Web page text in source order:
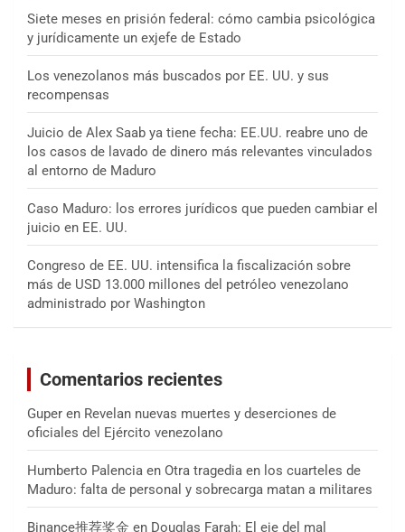
Siete meses en prisión federal: cómo cambia psicológica
y jurídicamente un exjefe de Estado
Los venezolanos más buscados por EE. UU. y sus
recompensas
Juicio de Alex Saab ya tiene fecha: EE.UU. reabre uno de
los casos de lavado de dinero más relevantes vinculados
al entorno de Maduro
Caso Maduro: los errores jurídicos que pueden cambiar el
juicio en EE. UU.
Congreso de EE. UU. intensifica la fiscalización sobre
más de USD 13.000 millones del petróleo venezolano
administrado por Washington
Comentarios recientes
Guper en Revelan nuevas muertes y deserciones de
oficiales del Ejército venezolano
Humberto Palencia en Otra tragedia en los cuarteles de
Maduro: falta de personal y sobrecarga matan a militares
Binance推荐奖金 en Douglas Farah: El eje del mal